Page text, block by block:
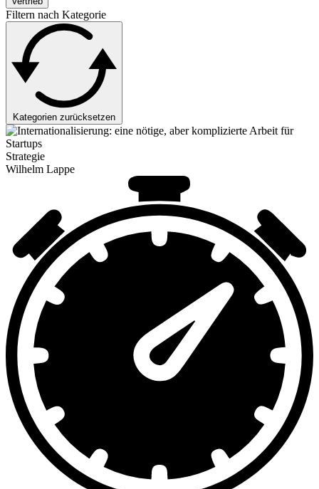
Filtern nach Kategorie
Kategorien zurücksetzen
Strategie
Wilhelm Lappe